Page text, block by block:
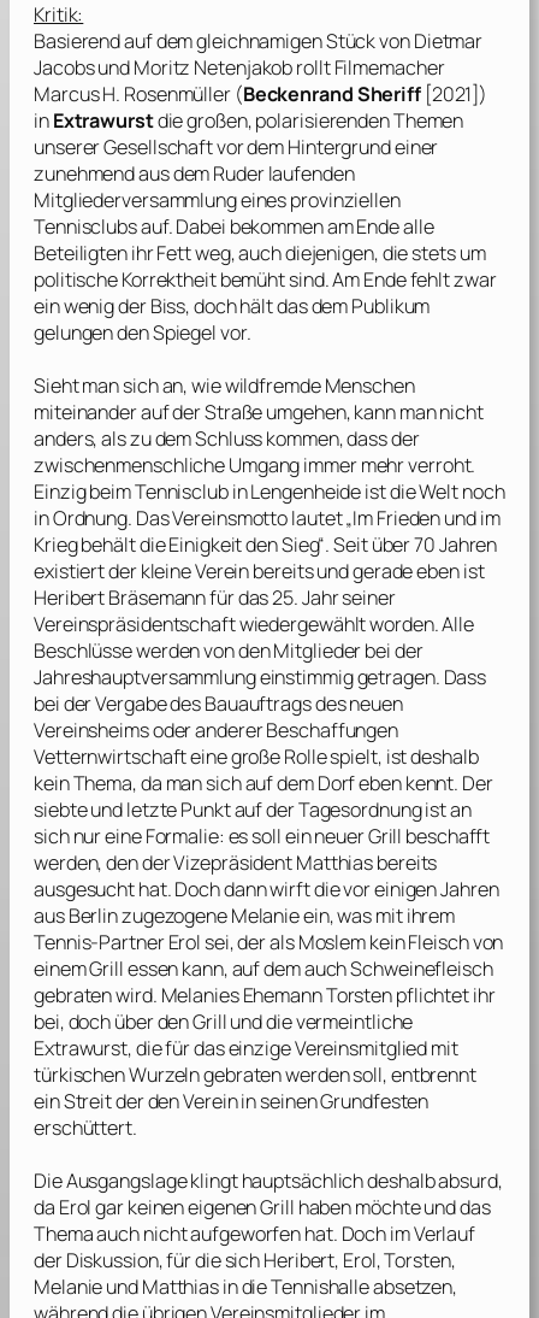
Kritik:
Basierend auf dem gleichnamigen Stück vonDietmar
JacobsundMoritz Netenjakobrollt Filmemacher
Marcus H. Rosenmüller(Beckenrand Sheriff[2021])
inExtrawurstdie großen, polarisierenden Themen
unserer Gesellschaft vor dem Hintergrund einer
zunehmend aus dem Ruder laufenden
Mitgliederversammlung eines provinziellen
Tennisclubs auf. Dabei bekommen am Ende alle
Beteiligten ihr Fett weg, auch diejenigen, die stets um
politische Korrektheit bemüht sind. Am Ende fehlt zwar
ein wenig der Biss, doch hält das dem Publikum
gelungen den Spiegel vor.
Sieht man sich an, wie wildfremde Menschen
miteinander auf der Straße umgehen, kann man nicht
anders, als zu dem Schluss kommen, dass der
zwischenmenschliche Umgang immer mehr verroht.
Einzig beim Tennisclub in Lengenheide ist die Welt noch
in Ordnung. Das Vereinsmotto lautet „Im Frieden und im
Krieg behält die Einigkeit den Sieg“. Seit über 70 Jahren
existiert der kleine Verein bereits und gerade eben ist
Heribert Bräsemann für das 25. Jahr seiner
Vereinspräsidentschaft wiedergewählt worden. Alle
Beschlüsse werden von den Mitglieder bei der
Jahreshauptversammlung einstimmig getragen. Dass
bei der Vergabe des Bauauftrags des neuen
Vereinsheims oder anderer Beschaffungen
Vetternwirtschaft eine große Rolle spielt, ist deshalb
kein Thema, da man sich auf dem Dorf eben kennt. Der
siebte und letzte Punkt auf der Tagesordnung ist an
sich nur eine Formalie: es soll ein neuer Grill beschafft
werden, den der Vizepräsident Matthias bereits
ausgesucht hat. Doch dann wirft die vor einigen Jahren
aus Berlin zugezogene Melanie ein, was mit ihrem
Tennis-Partner Erol sei, der als Moslem kein Fleisch von
einem Grill essen kann, auf dem auch Schweinefleisch
gebraten wird. Melanies Ehemann Torsten pflichtet ihr
bei, doch über den Grill und die vermeintliche
Extrawurst, die für das einzige Vereinsmitglied mit
türkischen Wurzeln gebraten werden soll, entbrennt
ein Streit der den Verein in seinen Grundfesten
erschüttert.
Die Ausgangslage klingt hauptsächlich deshalb absurd,
da Erol gar keinen eigenen Grill haben möchte und das
Thema auch nicht aufgeworfen hat. Doch im Verlauf
der Diskussion, für die sich Heribert, Erol, Torsten,
Melanie und Matthias in die Tennishalle absetzen,